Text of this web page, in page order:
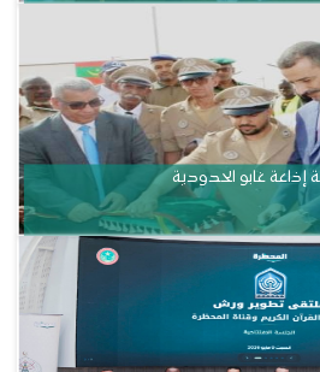
إذاعة غابو الحدودية